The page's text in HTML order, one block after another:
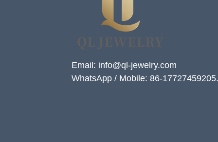
Email: info@ql-jewelry.com
WhatsApp / Mobile: 86-17727459205.